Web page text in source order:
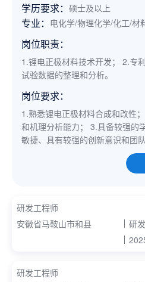
学历要求： 硕士及以上
专业： 电化学/物理化学/化工/材
岗位职责：
1.锂电正极材料技术开发； 2.专
试验数据的整理和分析。
岗位要求：
1.熟悉锂电正极材料合成和改性
和机理分析能力； 3.具备较强的
敏捷、具有较强的创新意识和团
研发工程师
安徽省马鞍山市和县
研
研发工程师